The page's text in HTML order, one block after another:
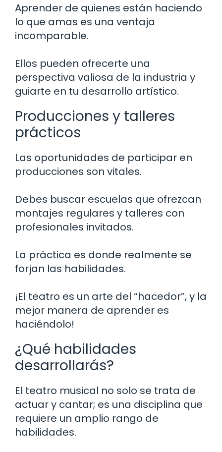
Aprender de quienes están haciendo
lo que amas es una ventaja
incomparable.
Ellos pueden ofrecerte una
perspectiva valiosa de la industria y
guiarte en tu desarrollo artístico.
Producciones y talleres
prácticos
Las oportunidades de participar en
producciones son vitales.
Debes buscar escuelas que ofrezcan
montajes regulares y talleres con
profesionales invitados.
La práctica es donde realmente se
forjan las habilidades.
¡El teatro es un arte del “hacedor”, y la
mejor manera de aprender es
haciéndolo!
¿Qué habilidades
desarrollarás?
El teatro musical no solo se trata de
actuar y cantar; es una disciplina que
requiere un amplio rango de
habilidades.